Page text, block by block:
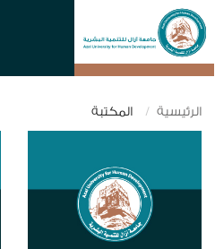
الرئيسية المكتبة